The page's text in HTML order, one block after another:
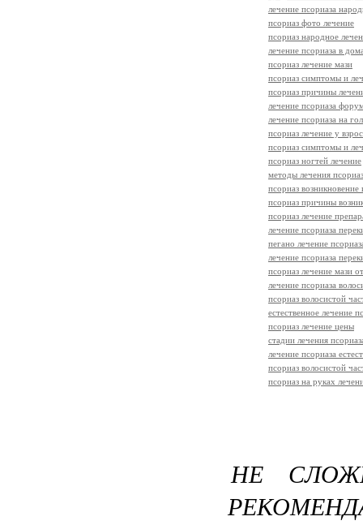
лечение псориаза
псориаз фото лечение
псориаз народное
лечение псориаза в
псориаз лечение мази
псориаз симптомы и
псориаз причины
лечение псориаза
лечение псориаза на
псориаз лечение у
псориаз симптомы и
псориаз ногтей лечение
методы лечения
псориаз возникновение
псориаз причины
псориаз лечение
лечение псориаза
пегано лечение
лечение псориаза
псориаз лечение мази
лечение псориаза
псориаз волосистой
естественное лечение
псориаз лечение цены
стадии лечения
лечение псориаза
псориаз волосистой
псориаз на руках
НЕ